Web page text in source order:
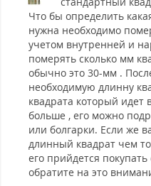
Что бы определить
нужна необходимо
учетом внутренней и
померять сколько мм
обычно это 30-мм .
необходимую длинну
квадрата который идет
больше , его можно
или болгарки. Если же
длинный квадрат чем
его прийдется
обратите на это